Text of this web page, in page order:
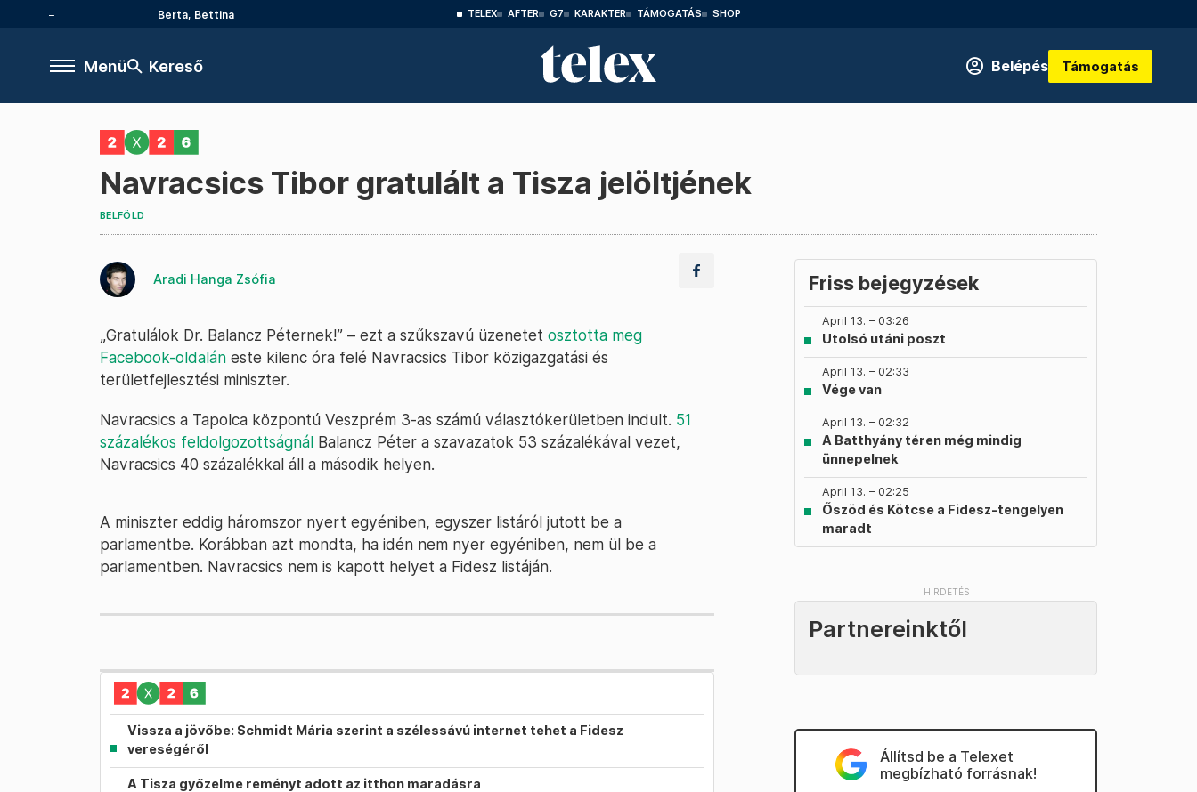
Berta, Bettina TELEX AFTER G7 KARAKTER TÁMOGATÁS SHOP
Menü Kereső Belépés Támogatás
Navracsics Tibor gratulált a Tisza jelöltjének
BELFÖLD
Aradi Hanga Zsófia
„Gratulálok Dr. Balancz Péternek!” – ezt a szűkszavú üzenetet osztotta meg
Facebook-oldalán este kilenc óra felé Navracsics Tibor közigazgatási és
területfejlesztési miniszter.
Navracsics a Tapolca központú Veszprém 3-as számú választókerületben indult. 51
százalékos feldolgozottságnál Balancz Péter a szavazatok 53 százalékával vezet,
Navracsics 40 százalékkal áll a második helyen.
A miniszter eddig háromszor nyert egyéniben, egyszer listáról jutott be a
parlamentbe. Korábban azt mondta, ha idén nem nyer egyéniben, nem ül be a
parlamentben. Navracsics nem is kapott helyet a Fidesz listáján.
Vissza a jövőbe: Schmidt Mária szerint a szélessávú internet tehet a Fidesz
vereségéről
A Tisza győzelme reményt adott az itthon maradásra
Friss bejegyzések
April 13. – 03:26
Utolsó utáni poszt
April 13. – 02:33
Vége van
April 13. – 02:32
A Batthyány téren még mindig
ünnepelnek
April 13. – 02:25
Őszöd és Kötcse a Fidesz-tengelyen
maradt
Partnereinktől
Állítsd be a Telexet
megbízható forrásnak!